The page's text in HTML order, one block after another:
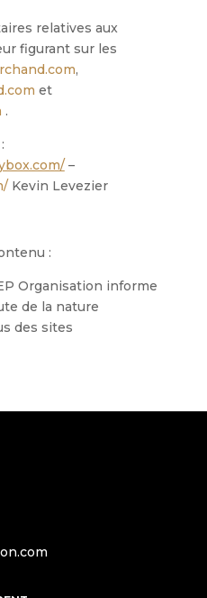
relatives aux
figurant sur les
,
et
.
–
Kevin Levezier
:
Organisation informe
de la nature
des sites